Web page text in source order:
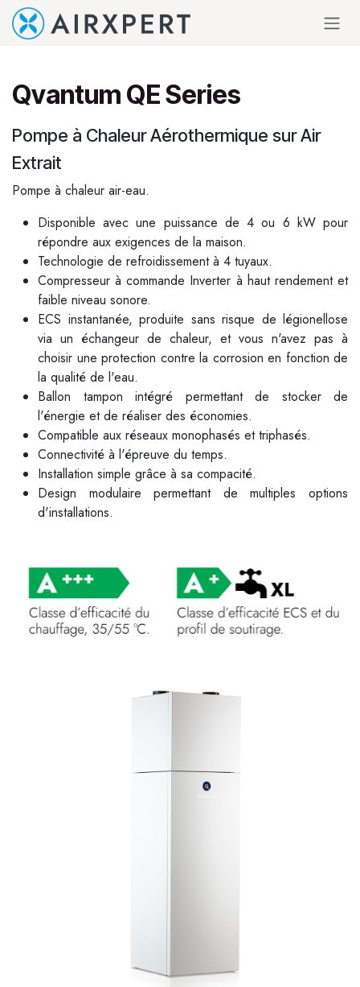
Se rendre au contenu
Qvantum QE Series
Pompe à Chaleur Aérothermique sur Air
Extrait
Pompe à chaleur air-eau.
Disponible avec une puissance de 4 ou 6 kW pour
répondre aux exigences de la maison.
Technologie de refroidissement à 4 tuyaux.
Compresseur à commande Inverter à haut rendement et
faible niveau sonore.
ECS instantanée, produite sans risque de légionellose
via un échangeur de chaleur, et vous n'avez pas à
choisir une protection contre la corrosion en fonction de
la qualité de l'eau.
Ballon tampon intégré permettant de stocker de
l'énergie et de réaliser des économies.
Compatible aux réseaux monophasés et triphasés.
Connectivité à l'épreuve du temps.
Installation simple grâce à sa compacité.
Design modulaire permettant de multiples options
d'installations.